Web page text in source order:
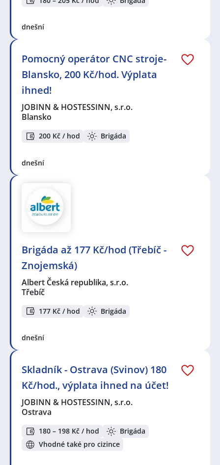
dnešní
Pomocný operátor CNC stroje-
Blansko, 200 Kč/hod. Výplata
ihned!
JOBINN & HOSTESSINN, s.r.o.
Blansko
200 Kč / hod Brigáda
dnešní
Brigáda až 177 Kč/hod (Třebíč -
Znojemská)
Albert Česká republika, s.r.o.
Třebíč
177 Kč / hod Brigáda
dnešní
Skladník - Ostrava (Svinov) 180
Kč/hod., výplata ihned na účet!
JOBINN & HOSTESSINN, s.r.o.
Ostrava
180 – 198 Kč / hod
Brigáda
Vhodné také pro cizince